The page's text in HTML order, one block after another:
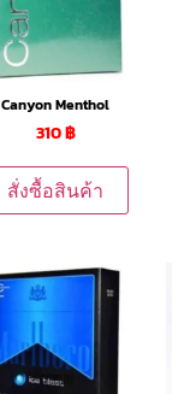
Canyon Menthol
310฿
สั่งซื้อสินค้า